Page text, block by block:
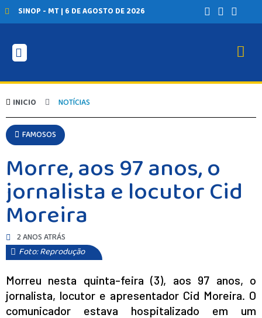
SINOP - MT | 6 DE AGOSTO DE 2026
INICIO NOTÍCIAS
FAMOSOS
Morre, aos 97 anos, o
jornalista e locutor Cid
Moreira
2 ANOS ATRÁS
Foto: Reprodução
Morreu nesta quinta-feira (3), aos 97 anos, o
jornalista, locutor e apresentador Cid Moreira. O
comunicador estava hospitalizado em um